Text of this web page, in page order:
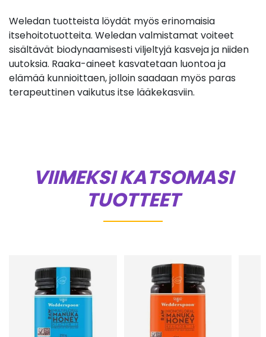
Weledan tuotteista löydät myös erinomaisia
itsehoitotuotteita. Weledan valmistamat voiteet
sisältävät biodynaamisesti viljeltyjä kasveja ja niiden
uutoksia. Raaka-aineet kasvatetaan luontoa ja
elämää kunnioittaen, jolloin saadaan myös paras
terapeuttinen vaikutus itse lääkekasviin.
VIIMEKSI KATSOMASI
TUOTTEET